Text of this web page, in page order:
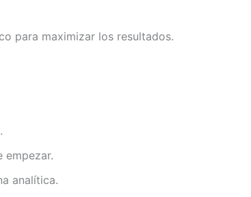
para maximizar los resultados.
empezar.
analítica.